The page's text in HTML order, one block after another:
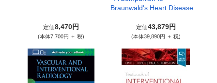
定価8,470円
(本体7,700円 ＋ 税)
Braunwald's Heart Disease
定価43,879円
(本体39,890円 ＋ 税)